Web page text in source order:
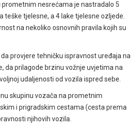
nesrećama je nastradalo 5
teške tjelesne, a 4 lake tjelesne ozljede.
na nekoliko osnovnih pravila kojih su
provjere tehničku ispravnost uređaja na
da prilagode brzinu vožnje uvjetima na
udaljenosti od vozila ispred sebe.
skupinu vozača na prometnim
i prigradskim cestama (cesta prema
njihovih vozila.